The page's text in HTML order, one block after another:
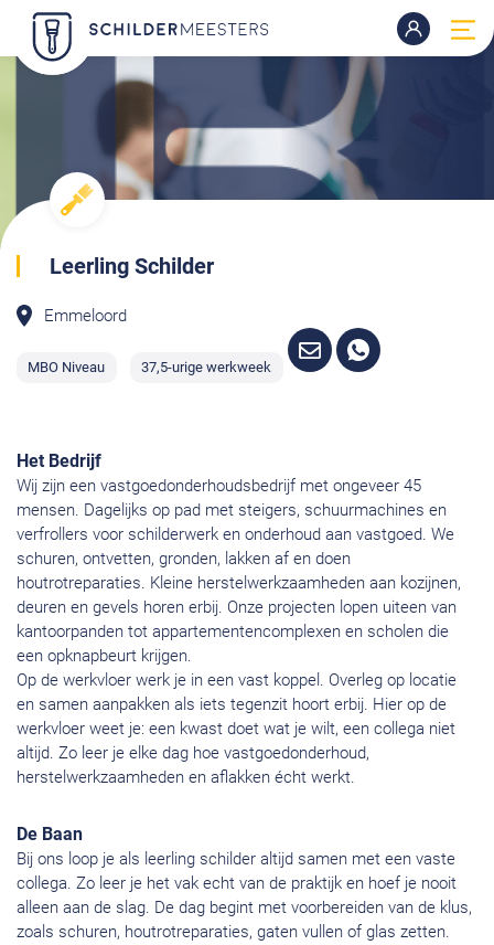
Leerling Schilder
Emmeloord
MBO Niveau 37,5-urige werkweek
Het Bedrijf
Wij zijn een vastgoedonderhoudsbedrijf met ongeveer 45
mensen. Dagelijks op pad met steigers, schuurmachines en
verfrollers voor schilderwerk en onderhoud aan vastgoed. We
schuren, ontvetten, gronden, lakken af en doen
houtrotreparaties. Kleine herstelwerkzaamheden aan kozijnen,
deuren en gevels horen erbij. Onze projecten lopen uiteen van
kantoorpanden tot appartementencomplexen en scholen die
een opknapbeurt krijgen.
Op de werkvloer werk je in een vast koppel. Overleg op locatie
en samen aanpakken als iets tegenzit hoort erbij. Hier op de
werkvloer weet je: een kwast doet wat je wilt, een collega niet
altijd. Zo leer je elke dag hoe vastgoedonderhoud,
herstelwerkzaamheden en aflakken écht werkt.
De Baan
Bij ons loop je als leerling schilder altijd samen met een vaste
collega. Zo leer je het vak echt van de praktijk en hoef je nooit
alleen aan de slag. De dag begint met voorbereiden van de klus,
zoals schuren, houtrotreparaties, gaten vullen of glas zetten.